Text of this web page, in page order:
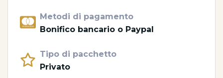
Metodi di pagamento
Bonifico bancario o Paypal
Tipo di pacchetto
Privato